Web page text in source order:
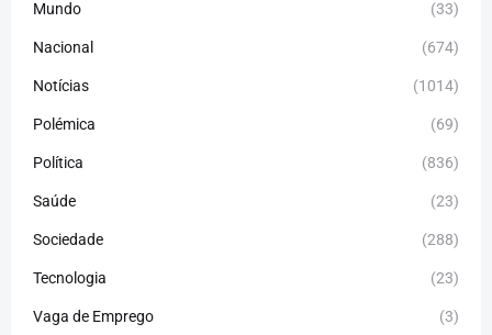
Mundo (33)
Nacional (674)
Notícias (1014)
Polémica (69)
Política (836)
Saúde (23)
Sociedade (288)
Tecnologia (23)
Vaga de Emprego (3)